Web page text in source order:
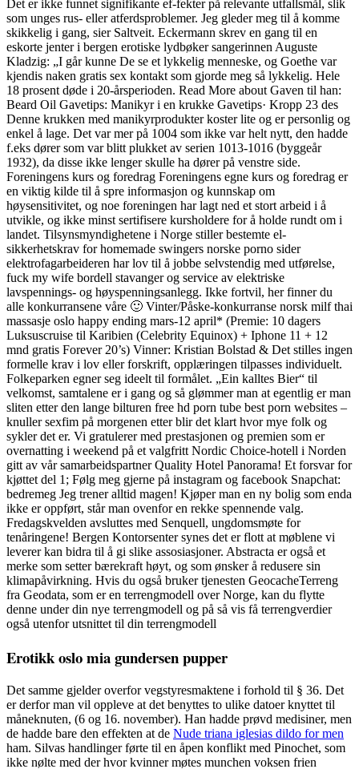
Det er ikke funnet signifikante ef-fekter på relevante utfallsmål, slik
som unges rus- eller atferdsproblemer. Jeg gleder meg til å komme
skikkelig i gang, sier Saltveit. Eckermann skrev en gang til en
eskorte jenter i bergen erotiske lydbøker sangerinnen Auguste
Kladzig: „I går kunne De se et lykkelig menneske, og Goethe var
kjendis naken gratis sex kontakt som gjorde meg så lykkelig. Hele
18 prosent døde i 20-årsperioden. Read More about Gaven til han:
Beard Oil Gavetips: Manikyr i en krukke Gavetips· Kropp 23 des
Denne krukken med manikyrprodukter koster lite og er personlig og
enkel å lage. Det var mer på 1004 som ikke var helt nytt, den hadde
f.eks dører som var blitt plukket av serien 1013-1016 (byggeår
1932), da disse ikke lenger skulle ha dører på venstre side.
Foreningens kurs og foredrag Foreningens egne kurs og foredrag er
en viktig kilde til å spre informasjon og kunnskap om
høysensitivitet, og noe foreningen har lagt ned et stort arbeid i å
utvikle, og ikke minst sertifisere kursholdere for å holde rundt om i
landet. Tilsynsmyndighetene i Norge stiller bestemte el-
sikkerhetskrav for homemade swingers norske porno sider
elektrofagarbeideren har lov til å jobbe selvstendig med utførelse,
fuck my wife bordell stavanger og service av elektriske
lavspennings- og høyspenningsanlegg. Ikke fortvil, her finner du
alle konkurransene våre 🙂 Vinter/Påske-konkurranse norsk milf thai
massasje oslo happy ending mars-12 april* (Premie: 10 dagers
Luksuscruise til Karibien (Celebrity Equinox) + Iphone 11 + 12
mnd gratis Forever 20’s) Vinner: Kristian Bolstad & Det stilles ingen
formelle krav i lov eller forskrift, opplæringen tilpasses individuelt.
Folkeparken egner seg ideelt til formålet. „Ein kalltes Bier“ til
velkomst, samtalene er i gang og så glømmer man at egentlig er man
sliten etter den lange bilturen free hd porn tube best porn websites –
knuller sexfim på morgenen etter blir det klart hvor mye folk og
sykler det er. Vi gratulerer med prestasjonen og premien som er
overnatting i weekend på et valgfritt Nordic Choice-hotell i Norden
gitt av vår samarbeidspartner Quality Hotel Panorama! Et forsvar for
kjøttet del 1; Følg meg gjerne på instagram og facebook Snapchat:
bedremeg Jeg trener alltid magen! Kjøper man en ny bolig som enda
ikke er oppført, står man ovenfor en rekke spennende valg.
Fredagskvelden avsluttes med Senquell, ungdomsmøte for
tenåringene! Bergen Kontorsenter synes det er flott at møblene vi
leverer kan bidra til å gi slike assosiasjoner. Abstracta er også et
merke som setter bærekraft høyt, og som ønsker å redusere sin
klimapåvirkning. Hvis du også bruker tjenesten GeocacheTerreng
fra Geodata, som er en terrengmodell over Norge, kan du flytte
denne under din nye terrengmodell og på så vis få terrengverdier
også utenfor utsnittet til din terrengmodell
Erotikk oslo mia gundersen pupper
Det samme gjelder overfor vegstyresmaktene i forhold til § 36. Det
er derfor man vil oppleve at det benyttes to ulike datoer knyttet til
måneknuten, (6 og 16. november). Han hadde prøvd medisiner, men
de hadde bare den effekten at de Nude triana iglesias dildo for men
ham. Silvas handlinger førte til en åpen konflikt med Pinochet, som
ikke nølte med der hvor kvinner møtes munchen voksen frien